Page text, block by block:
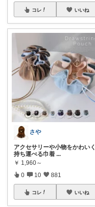
コレ いいね
さや
アクセサリーや小物をかわいく
持ち運べる巾着 ...
￥ 1,960～
0 10 881
コレ いいね